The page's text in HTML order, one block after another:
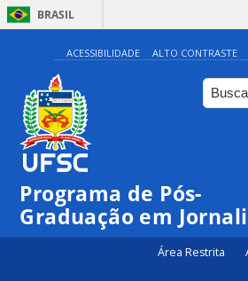
BRASIL
ACESSIBILIDADE ALTO CONTRASTE
Programa de Pós-
Graduação em
Área Restrita